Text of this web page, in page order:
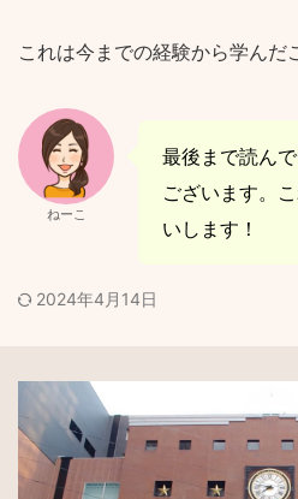
これは今までの経験から学んだ
ねーこ
最後まで読ん
ございます。
いします！
2024年4月14日